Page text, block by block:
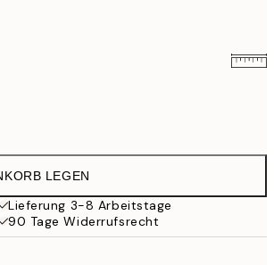
CHF 35.95
CHF 59.95
LEGEN
Lieferung 3-8 Arbeitstage
90 Tage Widerrufsrecht